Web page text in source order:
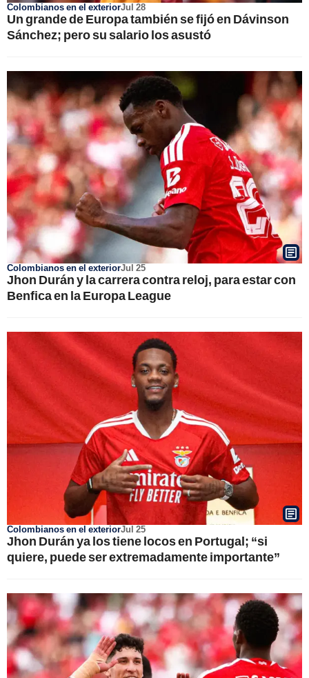
Colombianos en el exteriorJul 28
Un grande de Europa también se fijó en Dávinson
Sánchez; pero su salario los asustó
Colombianos en el exteriorJul 25
Jhon Durán y la carrera contra reloj, para estar con
Benfica en la Europa League
Colombianos en el exteriorJul 25
Jhon Durán ya los tiene locos en Portugal; “si
quiere, puede ser extremadamente importante”